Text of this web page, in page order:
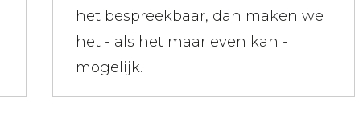
het bespreekbaar, dan maken we
het - als het maar even kan -
mogelijk.